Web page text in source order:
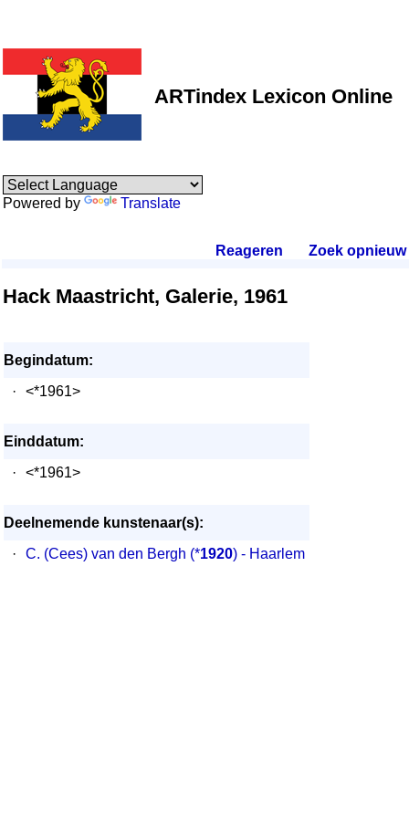
ARTindex Lexicon Online
Powered by Translate
Reageren Zoek opnieuw.
Hack Maastricht, Galerie, 1961
Begindatum:
·
<*1961>
Einddatum:
·
<*1961>
Deelnemende kunstenaar(s):
·
C. (Cees) van den Bergh (*1920) - Haarlem